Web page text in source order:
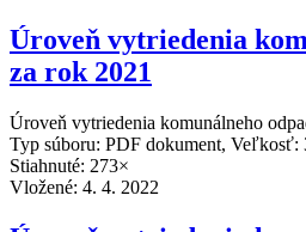
Úroveň vytriedenia
za rok 2021
Úroveň vytriedenia komunálneho
Typ súboru: PDF dokument, Veľkosť:
Stiahnuté: 273×
Vložené: 4. 4. 2022